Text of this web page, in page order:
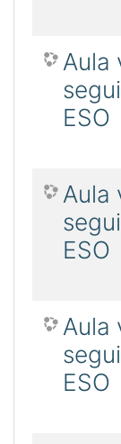
Aula
ESO
Aula
ESO
Aula
ESO